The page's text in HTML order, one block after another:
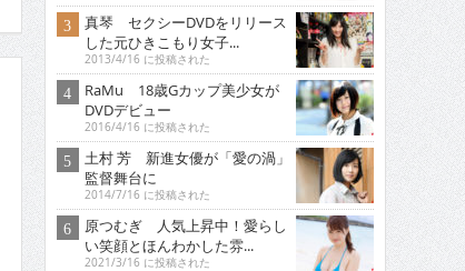
真琴 セクシーDVDをリリース
した元ひきこもり女子...
2013/4/16 に投稿された
RaMu 18歳Gカップ美少女が
DVDデビュー
2016/4/16 に投稿された
土村 芳 新進女優が「愛の渦」
監督舞台に
2014/7/16 に投稿された
原つむぎ 人気上昇中！愛らし
い笑顔とほんわかした雰...
2021/3/16 に投稿された